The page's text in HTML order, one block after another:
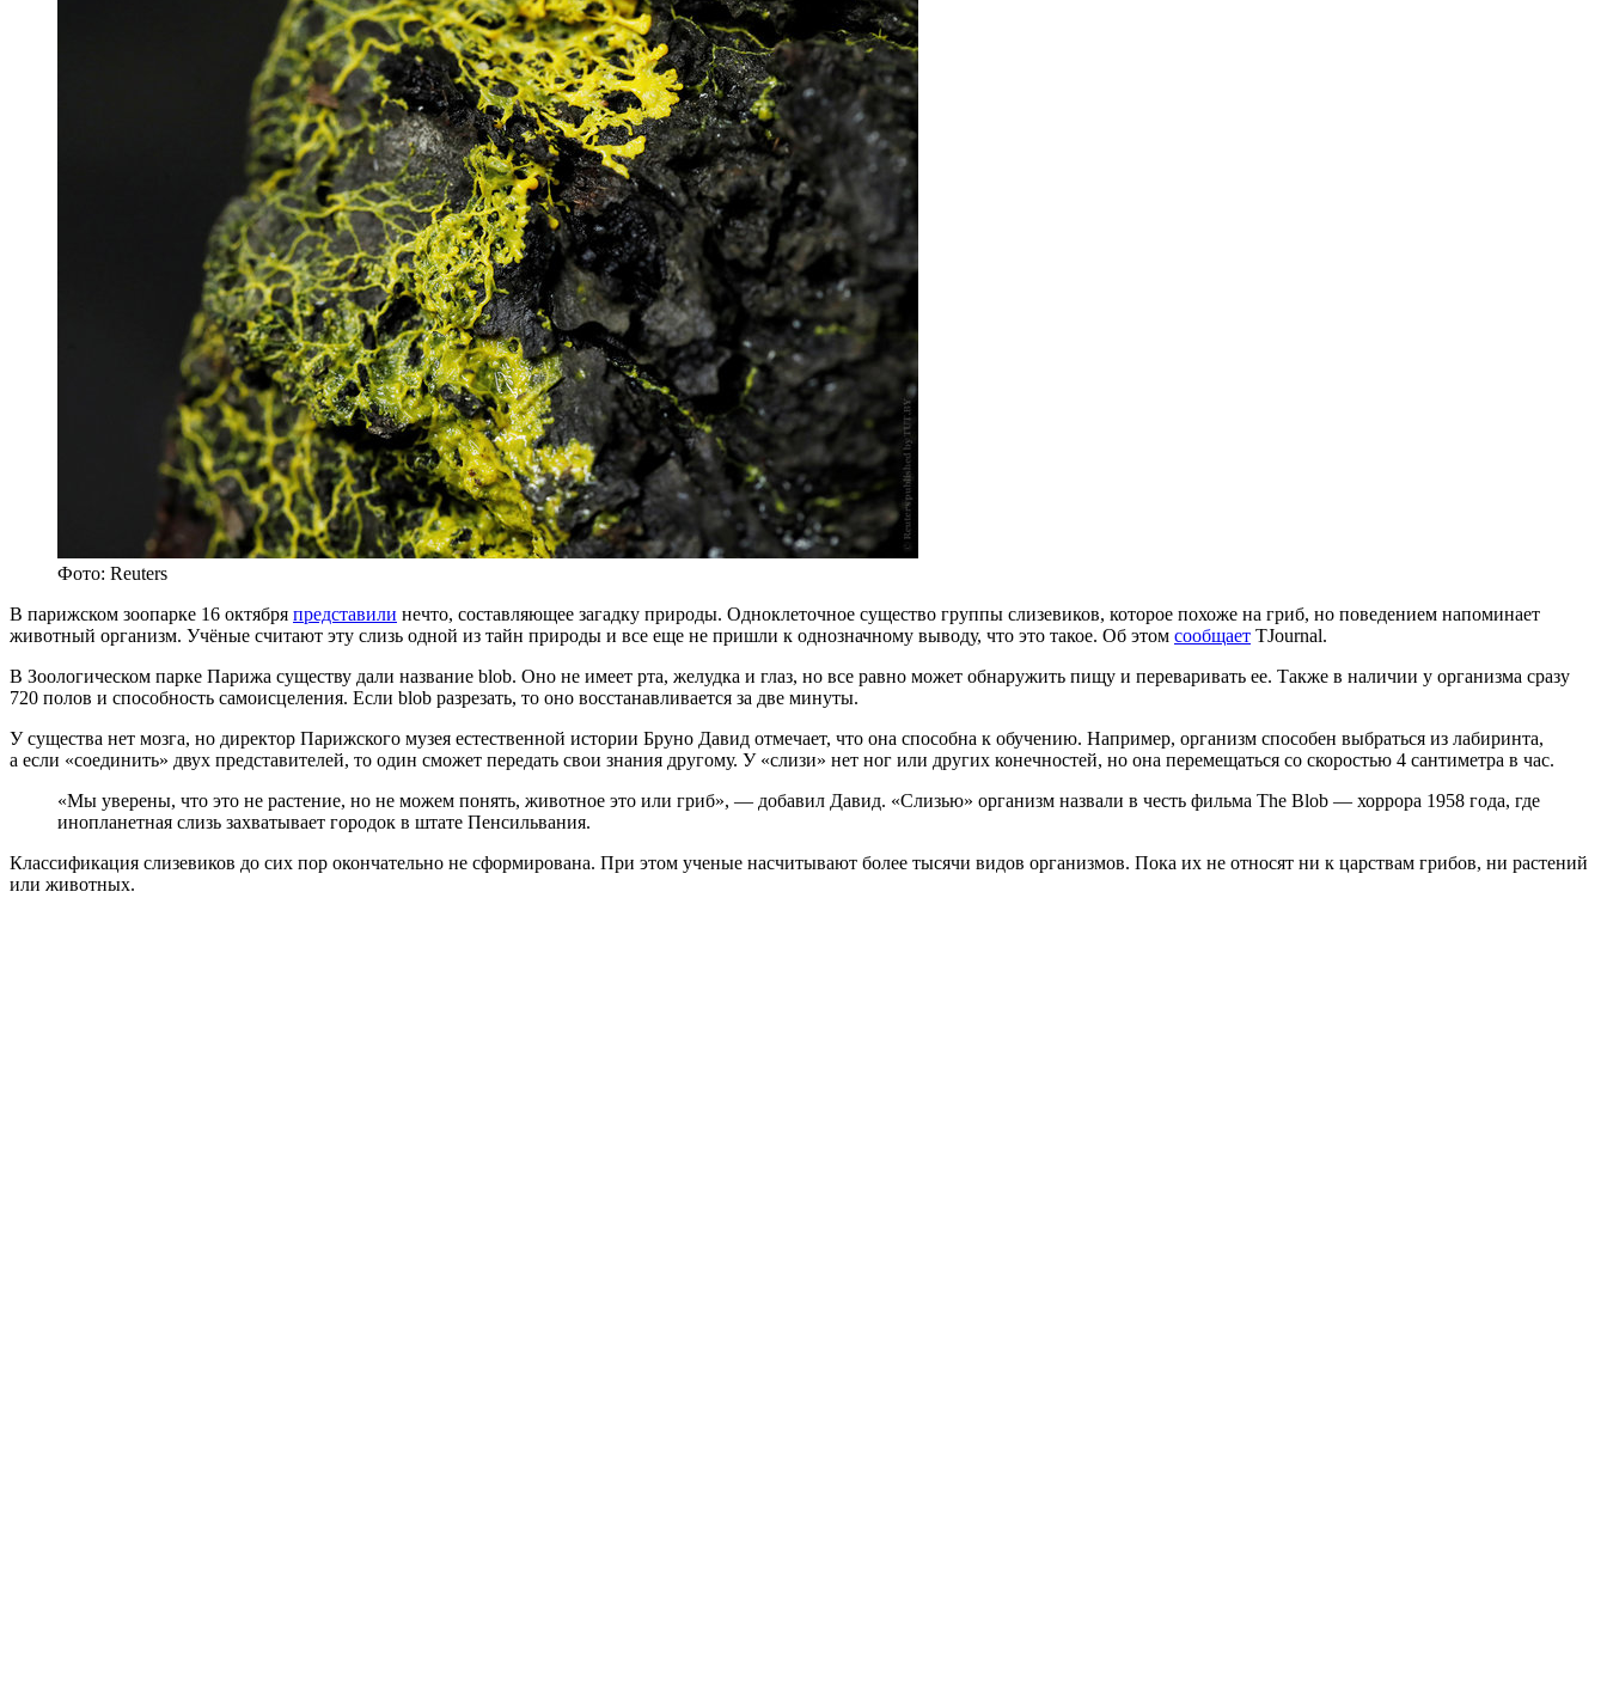
Фото: Reuters
В парижском зоопарке 16 октября представили нечто, составляющее загадку природы. Одноклеточное существо группы слизевиков, которое похоже на гриб, но поведением напоминает
животный организм. Учёные считают эту слизь одной из тайн природы и все еще не пришли к однозначному выводу, что это такое. Об этом сообщает TJournal.
В Зоологическом парке Парижа существу дали название blob. Оно не имеет рта, желудка и глаз, но все равно может обнаружить пищу и переваривать ее. Также в наличии у организма сразу
720 полов и способность самоисцеления. Если blob разрезать, то оно восстанавливается за две минуты.
У существа нет мозга, но директор Парижского музея естественной истории Бруно Давид отмечает, что она способна к обучению. Например, организм способен выбраться из лабиринта,
а если «соединить» двух представителей, то один сможет передать свои знания другому. У «слизи» нет ног или других конечностей, но она перемещаться со скоростью 4 сантиметра в час.
«Мы уверены, что это не растение, но не можем понять, животное это или гриб», — добавил Давид. «Слизью» организм назвали в честь фильма The Blob — хоррора 1958 года, где
инопланетная слизь захватывает городок в штате Пенсильвания.
Классификация слизевиков до сих пор окончательно не сформирована. При этом ученые насчитывают более тысячи видов организмов. Пока их не относят ни к царствам грибов, ни растений
или животных.